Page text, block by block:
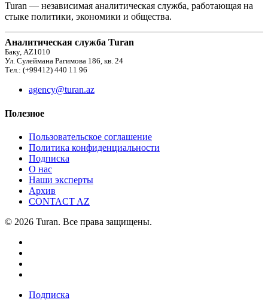
Turan — независимая аналитическая служба, работающая на
стыке политики, экономики и общества.
Аналитическая служба Turan
Баку, AZ1010
Ул. Сулеймана Рагимова 186, кв. 24
Тел.: (+99412) 440 11 96
agency@turan.az
Полезное
Пользовательское соглашение
Политика конфиденциальности
Подписка
О нас
Наши эксперты
Архив
CONTACT AZ
© 2026 Turan. Все права защищены.
Подписка